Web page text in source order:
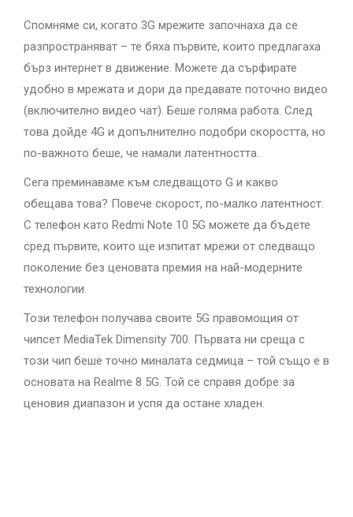
Спомняме си, когато 3G мрежите започнаха да се
разпространяват – те бяха първите, които предлагаха
бърз интернет в движение. Можете да сърфирате
удобно в мрежата и дори да предавате поточно видео
(включително видео чат). Беше голяма работа. След
това дойде 4G и допълнително подобри скоростта, но
по-важното беше, че намали латентността.
Сега преминаваме към следващото G и какво
обещава това? Повече скорост, по-малко латентност.
С телефон като Redmi Note 10 5G можете да бъдете
сред първите, които ще изпитат мрежи от следващо
поколение без ценовата премия на най-модерните
технологии.
Този телефон получава своите 5G правомощия от
чипсет MediaTek Dimensity 700. Първата ни среща с
този чип беше точно миналата седмица – той също е в
основата на Realme 8 5G. Той се справя добре за
ценовия диапазон и успя да остане хладен.